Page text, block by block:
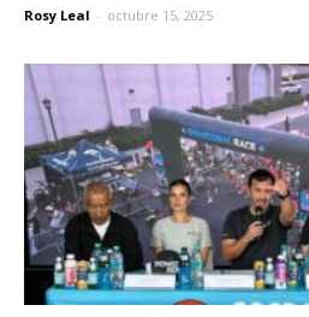
Rosy Leal - octubre 15, 2025